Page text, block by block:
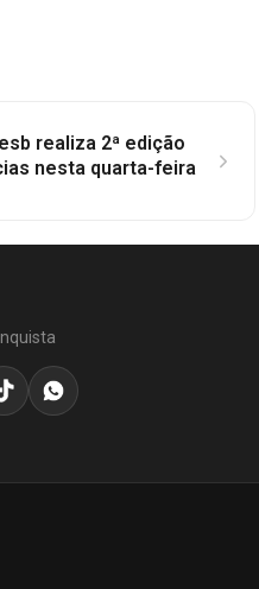
realiza 2ª edição
nesta quarta-feira